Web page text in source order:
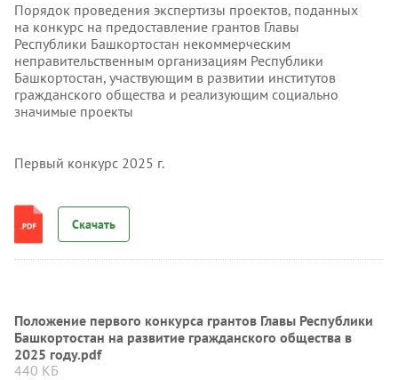
Порядок проведения экспертизы проектов, поданных
на конкурс на предоставление грантов Главы
Республики Башкортостан некоммерческим
неправительственным организациям Республики
Башкортостан, участвующим в развитии институтов
гражданского общества и реализующим социально
значимые проекты
Первый конкурс 2025 г.
Скачать
Положение первого конкурса грантов Главы Республики
Башкортостан на развитие гражданского общества в
2025 году.pdf
440 КБ